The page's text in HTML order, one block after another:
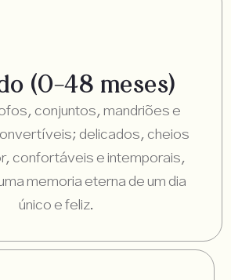
(0–48 meses)
conjuntos, mandriões e
delicados, cheios
confortáveis e intemporais,
memoria eterna de um dia
único e feliz.